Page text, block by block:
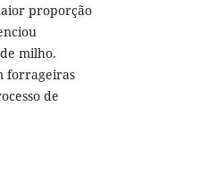
proporção
milho.
forrageiras
de